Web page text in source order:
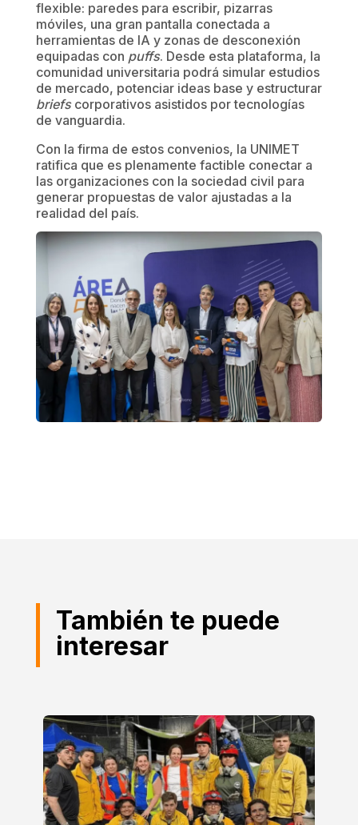
flexible: paredes para escribir, pizarras
móviles, una gran pantalla conectada a
herramientas de IA y zonas de desconexión
equipadas con puffs. Desde esta plataforma, la
comunidad universitaria podrá simular estudios
de mercado, potenciar ideas base y estructurar
briefscorporativos asistidos por tecnologías
de vanguardia.
Con la firma de estos convenios, la UNIMET
ratifica que es plenamente factible conectar a
las organizaciones con la sociedad civil para
generar propuestas de valor ajustadas a la
realidad del país.
También te puede
interesar